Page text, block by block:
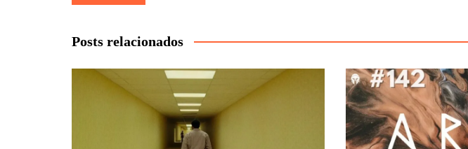
de
Post
Posts relacionados